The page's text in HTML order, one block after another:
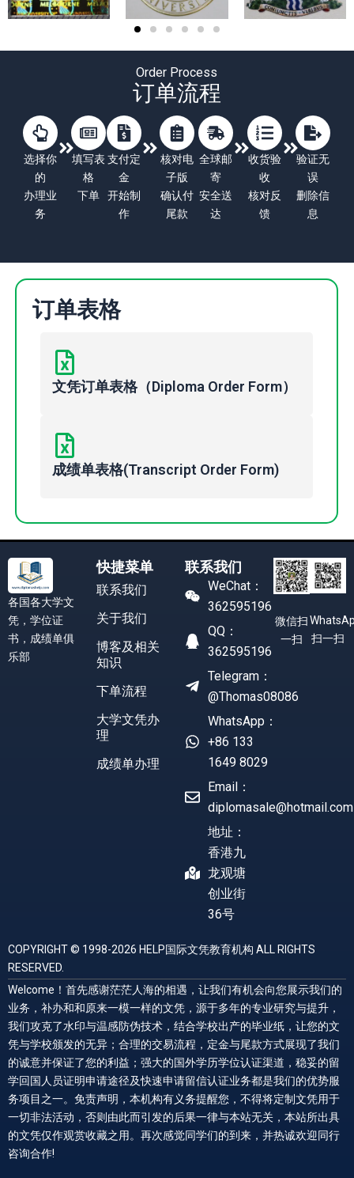
Order Process
订单流程
选择你
的
办理业
务
填写表
格
下单
支付定
金
开始制
作
核对电
子版
确认付
尾款
全球邮
寄
安全送
达
收货验
收
核对反
馈
验证无
误
删除信
息
订单表格
文凭订单表格（Diploma Order Form）
成绩单表格(Transcript Order Form)
各国各大学文
凭，学位证
书，成绩单俱
乐部
快捷菜单
联系我们
关于我们
博客及相关
知识
下单流程
大学文凭办
理
成绩单办理
联系我们
WeChat：
362595196
QQ：
362595196
Telegram：
@Thomas08086
WhatsApp：
+86 133
1649 8029
Email：
diplomasale@hotmail.com
地址：
香港九
龙观塘
创业街
36号
微信扫
一扫
扫一扫
COPYRIGHT © 1998-2026 HELP国际文凭教育机构 ALL RIGHTS
RESERVED.
Welcome！首先感谢茫茫人海的相遇，让我们有机会向您展示我们的
业务，补办和和原来一模一样的文凭，源于多年的专业研究与提升，
我们攻克了水印与温感防伪技术，结合学校出产的毕业纸，让您的文
凭与学校颁发的无异；合理的交易流程，定金与尾款方式展现了我们
的诚意并保证了您的利益；强大的国外学历学位认证渠道，稳妥的留
学回国人员证明申请途径及快速申请留信认证业务都是我们的优势服
务项目之一。免责声明，本机构有义务提醒您，不得将定制文凭用于
一切非法活动，否则由此而引发的后果一律与本站无关，本站所出具
的文凭仅作观赏收藏之用。再次感觉同学们的到来，并热诚欢迎同行
咨询合作!